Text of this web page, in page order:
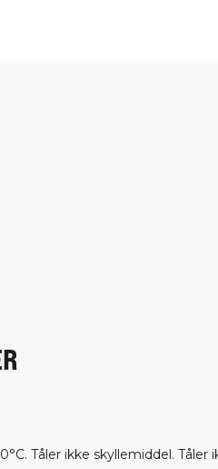
Tåler ikke skyllemiddel. Tåler